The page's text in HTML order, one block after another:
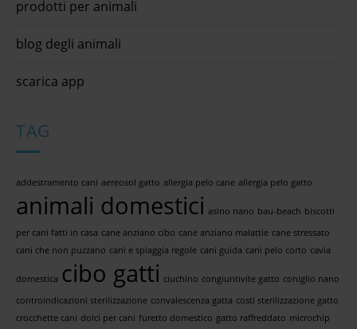
prodotti per animali
blog degli animali
scarica app
TAG
addestramento cani aereosol gatto allergia pelo cane allergia pelo gatto
animali domestici asino nano bau-beach biscotti
per cani fatti in casa cane anziano cibo cane anziano malattie cane stressato
cani che non puzzano cani e spiaggia regole cani guida cani pelo corto cavia
domestica cibo gatti ciuchino congiuntivite gatto coniglio nano
controindicazioni sterilizzazione convalescenza gatta costi sterilizzazione gatto
crocchette cani dolci per cani furetto domestico gatto raffreddato microchip